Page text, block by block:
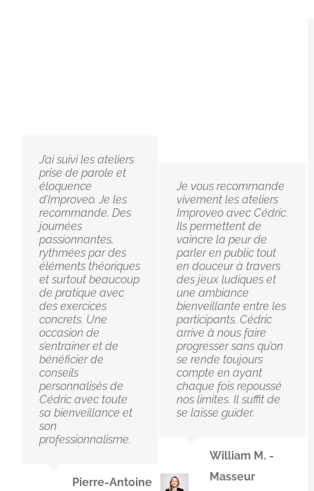
J’ai suivi les ateliers
prise de parole et
éloquence
d’Improveo. Je les
recommande. Des
journées
passionnantes,
rythmées par des
éléments théoriques
et surtout beaucoup
de pratique avec
des exercices
concrets. Une
occasion de
s’entrainer et de
bénéficier de
conseils
personnalisés de
Cédric avec toute
sa bienveillance et
son
professionnalisme.
Pierre-Antoine
Je vous recommande
vivement les ateliers
Improveo avec Cédric.
Ils permettent de
vaincre la peur de
parler en public tout
en douceur à travers
des jeux ludiques et
une ambiance
bienveillante entre les
participants. Cédric
arrive à nous faire
progresser sans qu’on
se rende toujours
compte en ayant
chaque fois repoussé
nos limites. Il suffit de
se laisse guider.
William M. -
Masseur